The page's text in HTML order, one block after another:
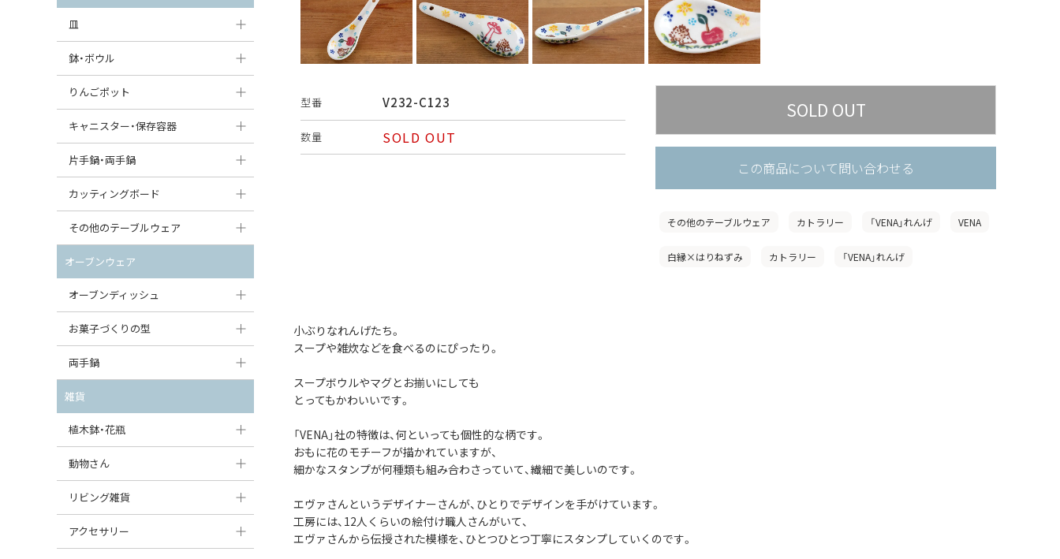
型番 V232-C123
数量
SOLD OUT
この商品について問い合わせる
その他のテーブルウェア カトラリー 「VENA」れんげ VENA
白縁×はりねずみ カトラリー 「VENA」れんげ
小ぶりなれんげたち。
スープや雑炊などを食べるのにぴったり。
スープボウルやマグとお揃いにしても
とってもかわいいです。
「VENA」社の特徴は、何といっても個性的な柄です。
おもに花のモチーフが描かれていますが、
細かなスタンプが何種類も組み合わさっていて、繊細で美しいのです。
エヴァさんというデザイナーさんが、ひとりでデザインを手がけています。
工房には、12人くらいの絵付け職人さんがいて、
エヴァさんから伝授された模様を、ひとつひとつ丁寧にスタンプしていくのです。
ピッチャー
コーヒードリッパー
すべて見る
皿
大皿（24cm〜）
中皿（18〜24cm）
丸皿
スープ皿
ダルマプレート
たまご型プレート
ハート型プレート
変形プレート
分割ディッシュ
すべて見る
鉢・ボウル
大鉢（21cm〜）
中鉢（16〜21cm）
丸鉢・どんぶり・ボウル
茶碗
オーバルボウル
ハートボウル
葉っぱ型ボウル
りんご型ボウル
いちご型ボウル
星型ボウル
スープカップ
りんごポット
りんごポット
りんごポット小
キャニスター・保存容器
キャニスター
つぼ
ガーリックポット
オニオンキャニスター
ガーリックキャニスター
チーズケース
バターディッシュ
六角形ポット
ボトル
すべて見る
片手鍋・両手鍋
ソースパン（片手鍋）
スープチュリーン
カッティングボード
角型カッティングボード
丸型カッティングボード
すべて見る
その他のテーブルウェア
調味料入れ
グレイヴィーボート
エッグカップ
ケーキスタンド
カトラリー
はしおき・カトラリーレスト
オーブンウェア
オーブンディッシュ
大型（24cm〜）
中型（18〜24cm）
スクエアオーブンディッシュ
オーバルオーブンディッシュ
すべて見る
お菓子づくりの型
パウンド型
マフィン型
すべて見る
両手鍋
チュリーン
キャセロール
すべて見る
雑貨
植木鉢・花瓶
植木鉢
花瓶
動物さん
フィギュア・置物
貯金箱
リビング雑貨
スツール
アクセサリー